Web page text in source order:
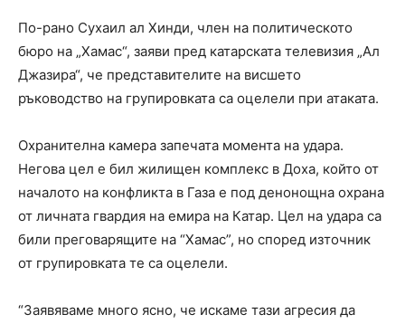
По-рано Сухаил ал Хинди, член на политическото
бюро на „Хамас“, заяви пред катарската телевизия „Ал
Джазира“, че представителите на висшето
ръководство на групировката са оцелели при атаката.
Охранителна камера запечата момента на удара.
Негова цел е бил жилищен комплекс в Доха, който от
началото на конфликта в Газа е под денонощна охрана
от личната гвардия на емира на Катар. Цел на удара са
били преговарящите на “Хамас”, но според източник
от групировката те са оцелели.
“Заявяваме много ясно, че искаме тази агресия да